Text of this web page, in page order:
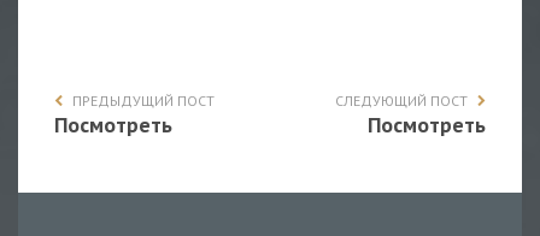
ПРЕДЫДУЩИЙ ПОСТ
Посмотреть
СЛЕДУЮЩИЙ ПОСТ
Посмотреть